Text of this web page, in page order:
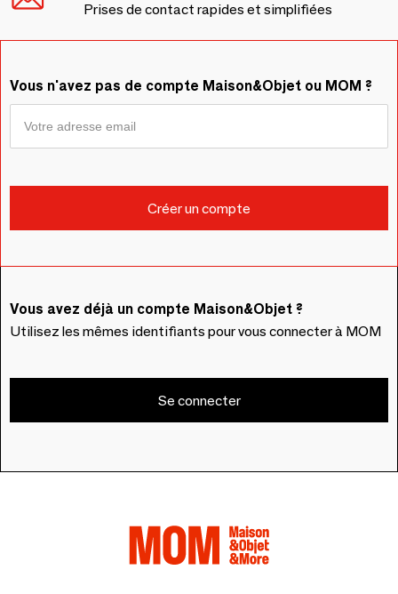
Prises de contact rapides et simplifiées
Vous n'avez pas de compte Maison&Objet ou MOM ?
Vous avez déjà un compte Maison&Objet ?
Utilisez les mêmes identifiants pour vous connecter à MOM
Se connecter